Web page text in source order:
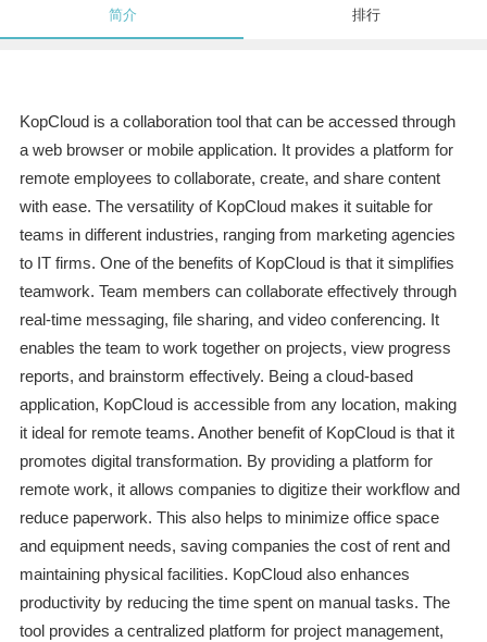
简介 排行
KopCloud is a collaboration tool that can be accessed through
a web browser or mobile application. It provides a platform for
remote employees to collaborate, create, and share content
with ease. The versatility of KopCloud makes it suitable for
teams in different industries, ranging from marketing agencies
to IT firms. One of the benefits of KopCloud is that it simplifies
teamwork. Team members can collaborate effectively through
real-time messaging, file sharing, and video conferencing. It
enables the team to work together on projects, view progress
reports, and brainstorm effectively. Being a cloud-based
application, KopCloud is accessible from any location, making
it ideal for remote teams. Another benefit of KopCloud is that it
promotes digital transformation. By providing a platform for
remote work, it allows companies to digitize their workflow and
reduce paperwork. This also helps to minimize office space
and equipment needs, saving companies the cost of rent and
maintaining physical facilities. KopCloud also enhances
productivity by reducing the time spent on manual tasks. The
tool provides a centralized platform for project management,